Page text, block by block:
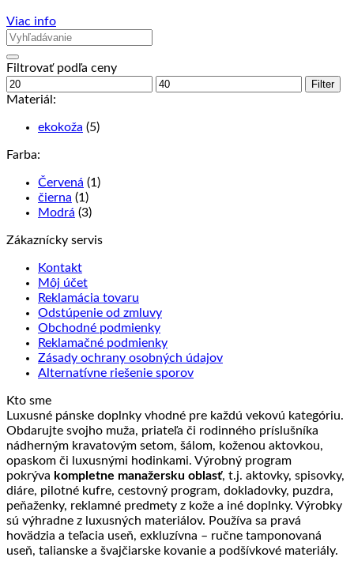
Viac info
Filtrovať podľa ceny
Minimálna
cena
Maximálna
Filter
Materiál:
ekokoža (5)
Farba:
Červená (1)
čierna (1)
Modrá (3)
Zákaznícky servis
Kontakt
Môj účet
Reklamácia tovaru
Odstúpenie od zmluvy
Obchodné podmienky
Reklamačné podmienky
Zásady ochrany osobných údajov
Alternatívne riešenie sporov
Kto sme
Luxusné pánske doplnky vhodné pre každú vekovú kategóriu.
Obdarujte svojho muža, priateľa či rodinného príslušníka
nádherným kravatovým setom, šálom, koženou aktovkou,
opaskom či luxusnými hodinkami. Výrobný program
pokrýva kompletne manažersku oblasť, t.j. aktovky, spisovky,
diáre, pilotné kufre, cestovný program, dokladovky, puzdra,
peňaženky, reklamné predmety z kože a iné doplnky. Výrobky
sú výhradne z luxusných materiálov. Používa sa pravá
hovädzia a teľacia useň, exkluzívna – ručne tamponovaná
useň, talianske a švajčiarske kovanie a podšívkové materiály.